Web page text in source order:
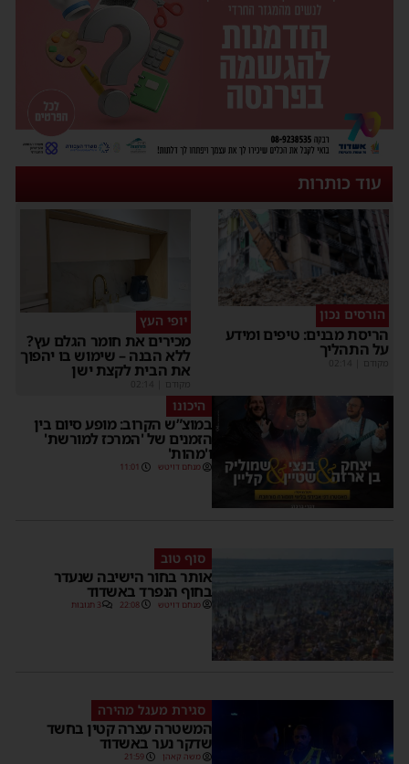
עוד כותרות
הורסים נכון
הריסת מבנים: טיפים ומידע
על התהליך
מקודם
יופי העץ
מכירים את חומר הגלם עץ?
ללא הבנה – שימוש בו יהפוך
את הבית לקצת ישן
מקודם
היכונו
במוצ”ש הקרוב: מופע סיום בין
הזמנים של 'המרכז למורשת'
ו'מהות'
מנחם דויטש 11:01
סוף טוב
אותר בחור הישיבה שנעדר
בחוף הנפרד באשדוד
מנחם דויטש 22:08 3 תגובות
סגירת מעגל מהירה
המשטרה עצרה קטין בחשד
שדקר נער באשדוד
משה קאהן 21:59